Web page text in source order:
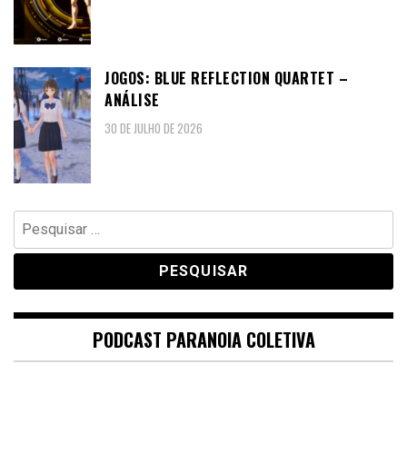
JOGOS: BLUE REFLECTION QUARTET –
ANÁLISE
30 DE JULHO DE 2026
Pesquisar
por:
PODCAST PARANOIA COLETIVA